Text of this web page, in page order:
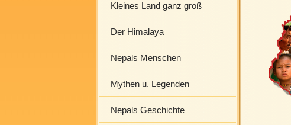
Kleines Land ganz groß
Der Himalaya
Nepals Menschen
Mythen u. Legenden
Nepals Geschichte